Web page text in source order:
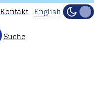
Kontakt English
Hell
Suche